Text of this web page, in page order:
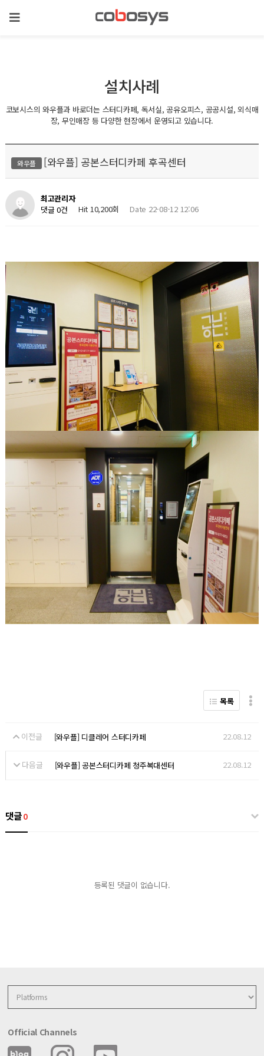
설치사례
코보시스의 와우플과 바로더는 스터디카페, 독서실, 공유오피스, 공공시설, 외식매
장, 무인매장 등 다양한 현장에서 운영되고 있습니다.
와우플 [와우플] 공본스터디카페 후곡센터
최고관리자
댓글 0건
Hit 10,200회 Date 22-08-12 12:06
목록
이전글 [와우플] 디클레어 스터디카페 22.08.12
다음글 [와우플] 공본스터디카페 청주복대센터 22.08.12
댓글0
등록된 댓글이 없습니다.
Official Channels